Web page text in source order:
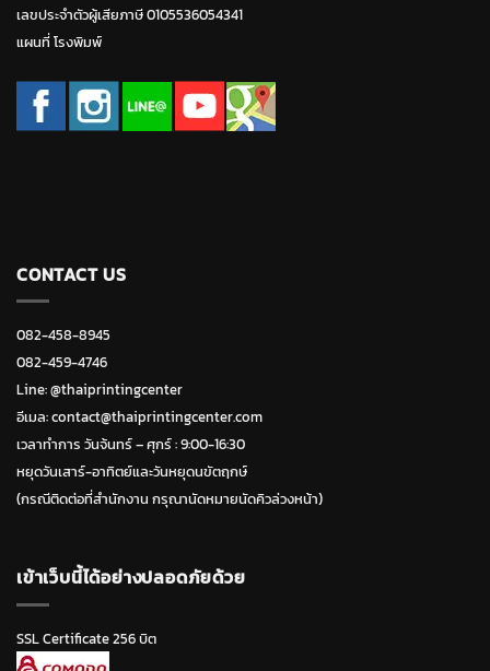
เลขประจำตัวผู้เสียภาษี 0105536054341
แผนที่ โรงพิมพ์
CONTACT US
082-458-8945
082-459-4746
Line:@thaiprintingcenter
อีเมล: contact@thaiprintingcenter.com
เวลาทำการ วันจ้นทร์ – ศุกร์ : 9:00-16:30
หยุดวันเสาร์-อาทิตย์และวันหยุดนขัตฤกษ์
(กรณีติดต่อที่สำนักงาน กรุณานัดหมายนัดคิวล่วงหน้า)
เข้าเว็บนี้ได้อย่างปลอดภัยด้วย
SSL Certificate 256 บิต